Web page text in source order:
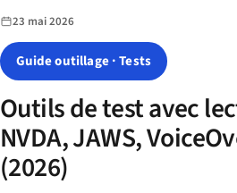
23 mai 2026
Guide outillage · Tests
Outils de test avec
NVDA, JAWS,
(2026)